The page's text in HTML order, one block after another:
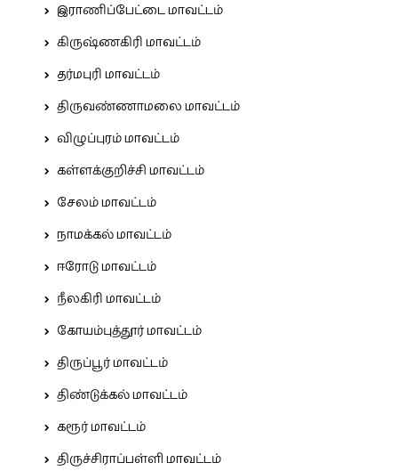
இராணிப்பேட்டை மாவட்டம்
கிருஷ்ணகிரி மாவட்டம்
தர்மபுரி மாவட்டம்
திருவண்ணாமலை மாவட்டம்
விழுப்புரம் மாவட்டம்
கள்ளக்குறிச்சி மாவட்டம்
சேலம் மாவட்டம்
நாமக்கல் மாவட்டம்
ஈரோடு மாவட்டம்
நீலகிரி மாவட்டம்
கோயம்புத்தூர் மாவட்டம்
திருப்பூர் மாவட்டம்
திண்டுக்கல் மாவட்டம்
கரூர் மாவட்டம்
திருச்சிராப்பள்ளி மாவட்டம்